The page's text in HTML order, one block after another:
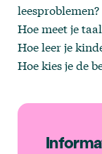
leesproblemen?
Hoe meet je
Hoe leer je
Hoe kies je de